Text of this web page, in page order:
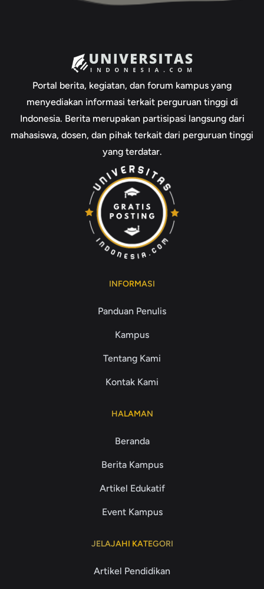
Portal berita, kegiatan, dan forum kampus yang
menyediakan informasi terkait perguruan tinggi di
Indonesia. Berita merupakan partisipasi langsung dari
mahasiswa, dosen, dan pihak terkait dari perguruan tinggi
yang terdatar.
INFORMASI
Panduan Penulis
Kampus
Tentang Kami
Kontak Kami
HALAMAN
Beranda
Berita Kampus
Artikel Edukatif
Event Kampus
JELAJAHI KATEGORI
Artikel Pendidikan